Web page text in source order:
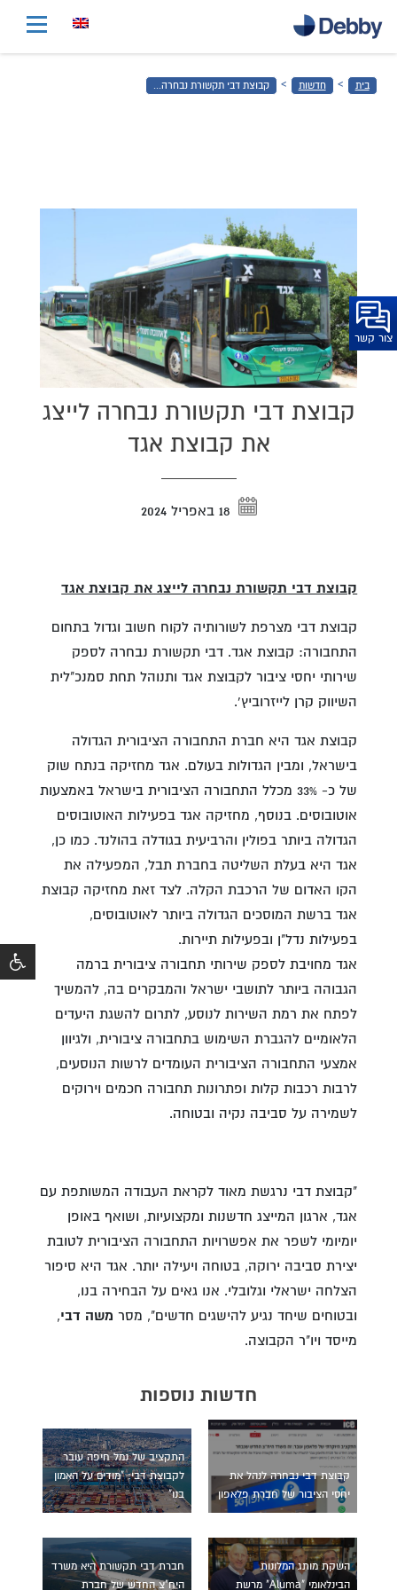
דלג
לתוכן
צור קשר
בית › חדשות › קבוצת דבי תקשורת נבחרה...
קבוצת דבי תקשורת נבחרה לייצג
את קבוצת אגד
18 באפריל 2024
קבוצת דבי תקשורת נבחרה לייצג את קבוצת אגד
קבוצת דבי מצרפת לשורותיה לקוח חשוב וגדול בתחום
התחבורה: קבוצת אגד. דבי תקשורת נבחרה לספק
שירותי יחסי ציבור לקבוצת אגד ותנוהל תחת סמנכ"לית
השיווק קרן לייזרוביץ'.
קבוצת אגד היא חברת התחבורה הציבורית הגדולה
בישראל, ומבין הגדולות בעולם. אגד מחזיקה בנתח שוק
של כ- 33% מכלל התחבורה הציבורית בישראל באמצעות
אוטובוסים. בנוסף, מחזיקה אגד בפעילות האוטובוסים
הגדולה ביותר בפולין והרביעית בגודלה בהולנד. כמו כן,
אגד היא בעלת השליטה בחברת תבל, המפעילה את
הקו האדום של הרכבת הקלה. לצד זאת מחזיקה קבוצת
אגד ברשת המוסכים הגדולה ביותר לאוטובוסים,
בפעילות נדל"ן ובפעילות תיירות.
אגד מחויבת לספק שירותי תחבורה ציבורית ברמה
הגבוהה ביותר לתושבי ישראל והמבקרים בה, להמשיך
לפתח את רמת השירות לנוסע, לתרום להשגת היעדים
הלאומיים להגברת השימוש בתחבורה ציבורית, ולגיוון
אמצעי התחבורה הציבורית העומדים לרשות הנוסעים,
לרבות רכבות קלות ופתרונות תחבורה חכמים וירוקים
לשמירה על סביבה נקיה ובטוחה.
"קבוצת דבי נרגשת מאוד לקראת העבודה המשותפת עם
אגד, ארגון המייצג חדשנות ומקצועיות, ושואף באופן
יומיומי לשפר את אפשרויות התחבורה הציבורית לטובת
יצירת סביבה ירוקה, בטוחה ויעילה יותר. אגד היא סיפור
הצלחה ישראלי וגלובלי. אנו גאים על הבחירה בנו,
ובטוחים שיחד נגיע להישגים חדשים", מסר משה דבי,
מייסד ויו"ר הקבוצה.
חדשות נוספות
קבוצת דבי נבחרה לנהל את
יחסי הציבור של חברת פלאפון
התקציב של נמל חיפה עובר
לקבוצת דבי: "מודים על האמון
בנו"
השקת מותג המלונות
הבינלאומי "Aluma" מרשת
חברת דבי תקשורת היא משרד
היח"צ החדש של חברת